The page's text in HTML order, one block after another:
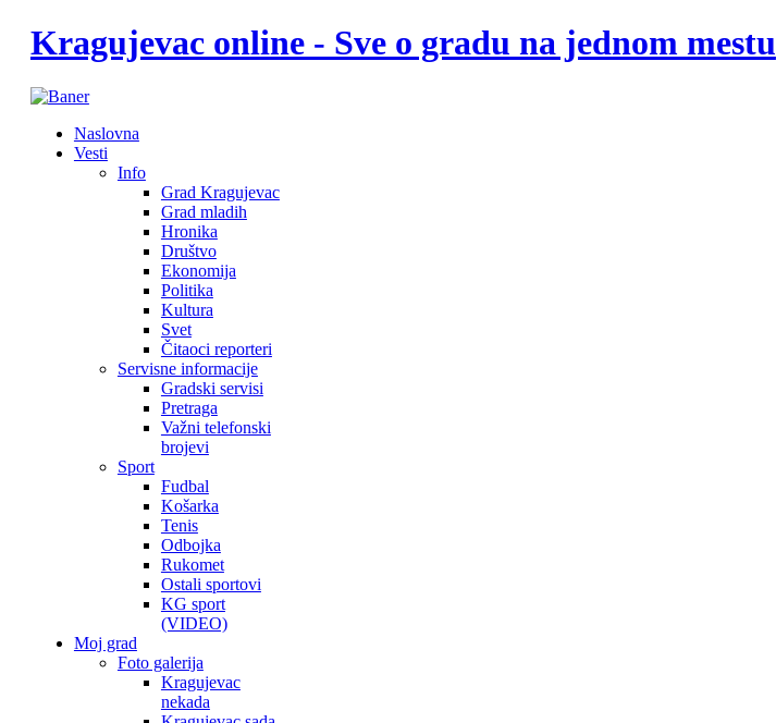
Kragujevac online - Sve o gradu na jednom mestu
Naslovna
Vesti
Info
Grad Kragujevac
Grad mladih
Hronika
Društvo
Ekonomija
Politika
Kultura
Svet
Čitaoci reporteri
Servisne informacije
Gradski servisi
Pretraga
Važni telefonski
brojevi
Sport
Fudbal
Košarka
Tenis
Odbojka
Rukomet
Ostali sportovi
KG sport
(VIDEO)
Moj grad
Foto galerija
Kragujevac
nekada